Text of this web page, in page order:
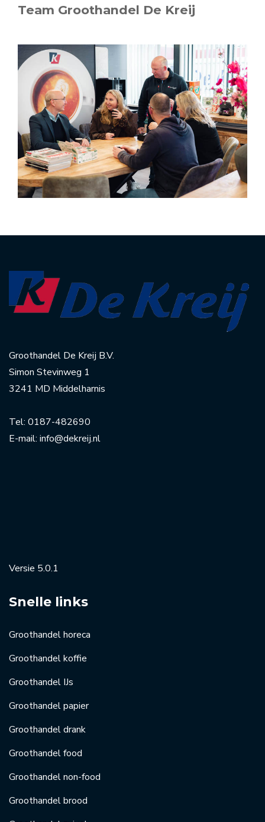
Team Groothandel De Kreij
Groothandel De Kreij B.V.
Simon Stevinweg 1
3241 MD Middelharnis
Tel: 0187-482690
E-mail: info@dekreij.nl
Versie 5.0.1
Snelle links
Groothandel horeca
Groothandel koffie
Groothandel IJs
Groothandel papier
Groothandel drank
Groothandel food
Groothandel non-food
Groothandel brood